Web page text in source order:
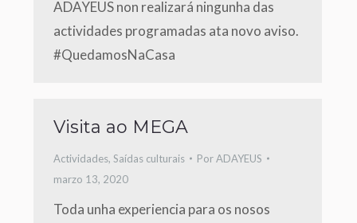
ADAYEUS non realizará ningunha das
actividades programadas ata novo aviso.
#QuedamosNaCasa
Visita ao MEGA
Actividades,Saídas culturais PorADAYEUS
marzo 13, 2020
Toda unha experiencia para os nosos